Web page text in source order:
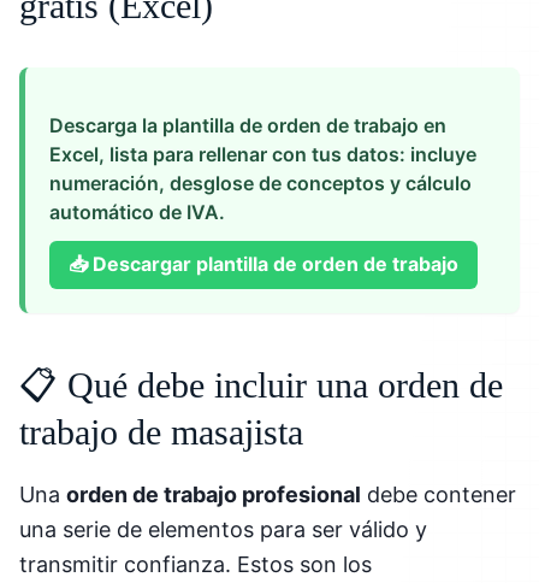
Descarga la plantilla de orden de trabajo en
Excel, lista para rellenar con tus datos: incluye
numeración, desglose de conceptos y cálculo
automático de IVA.
📥 Descargar plantilla de orden de trabajo
📋 Qué debe incluir una orden de
trabajo de masajista
Una orden de trabajo profesional debe contener
una serie de elementos para ser válido y
transmitir confianza. Estos son los